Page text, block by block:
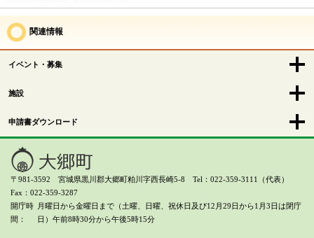
関連情報
イベント・募集
施設
申請書ダウンロード
〒981-3592 宮城県黒川郡大郷町粕川字西長崎5-8 Tel：022-359-3111（代表）
Fax：022-359-3287
開庁時
間
月曜日から金曜日まで（土曜、日曜、祝休日及び12月29日から1月3日は閉庁
日） 午前8時30分から午後5時15分